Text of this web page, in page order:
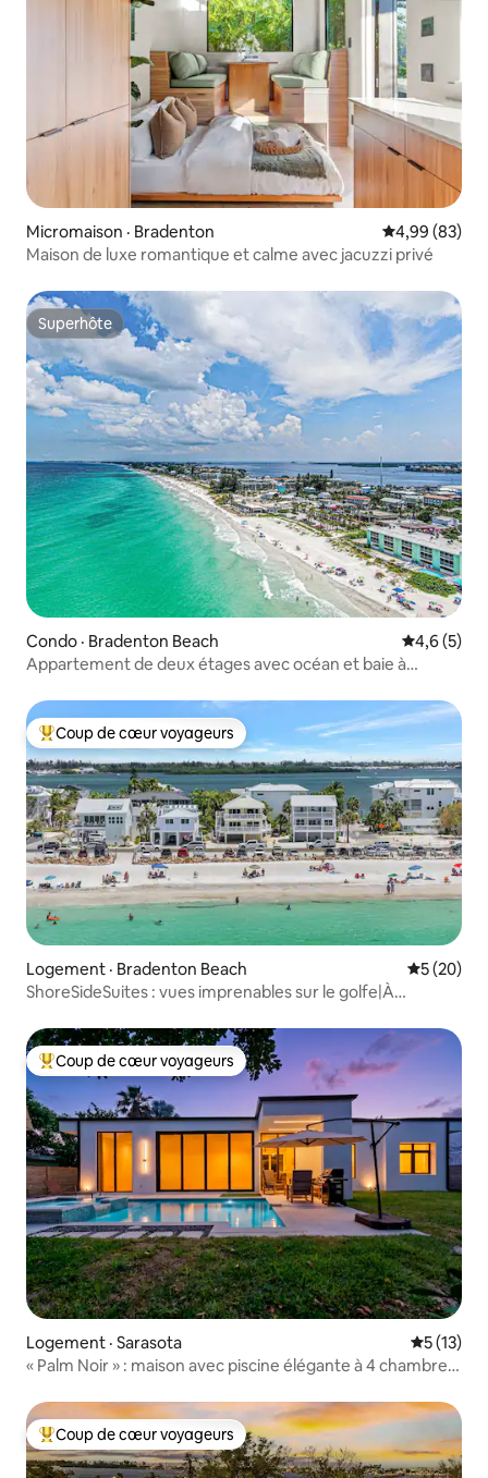
Micromaison · Bradenton Note
4,99 (83)
Maison de luxe romantique et calme avec jacuzzi privé
Superhôte
Superhôte
Condo · Bradenton Beach Note
4,6 (5)
Appartement de deux étages avec océan et baie à
Coup de cœur voyageurs parmi les plus aimés
Coup de cœur voyageurs
Logement · Bradenton Beach Note
5 (20)
ShoreSideSuites : vues imprenables sur le golfe|À
Coup de cœur voyageurs parmi les plus aimés
Coup de cœur voyageurs
Logement · Sarasota Note
5 (13)
« Palm Noir » : maison avec piscine élégante à 4 chambres
Coup de cœur voyageurs parmi les plus aimés
Coup de cœur voyageurs